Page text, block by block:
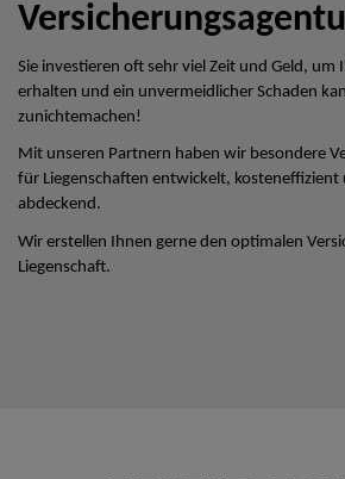
Sie investieren oft sehr viel Zeit und Geld, um
erhalten und ein unvermeidlicher Schaden
zunichtemachen!
Mit unseren Partnern haben wir besondere
für Liegenschaften entwickelt, kosteneffizient
abdeckend.
Wir erstellen Ihnen gerne den optimalen
Liegenschaft.